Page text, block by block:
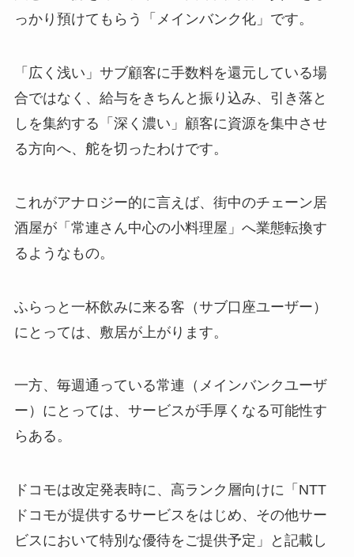
っかり預けてもらう「メインバンク化」です。
「広く浅い」サブ顧客に手数料を還元している場
合ではなく、給与をきちんと振り込み、引き落と
しを集約する「深く濃い」顧客に資源を集中させ
る方向へ、舵を切ったわけです。
これがアナロジー的に言えば、街中のチェーン居
酒屋が「常連さん中心の小料理屋」へ業態転換す
るようなもの。
ふらっと一杯飲みに来る客（サブ口座ユーザー）
にとっては、敷居が上がります。
一方、毎週通っている常連（メインバンクユーザ
ー）にとっては、サービスが手厚くなる可能性す
らある。
ドコモは改定発表時に、高ランク層向けに「NTT
ドコモが提供するサービスをはじめ、その他サー
ビスにおいて特別な優待をご提供予定」と記載し